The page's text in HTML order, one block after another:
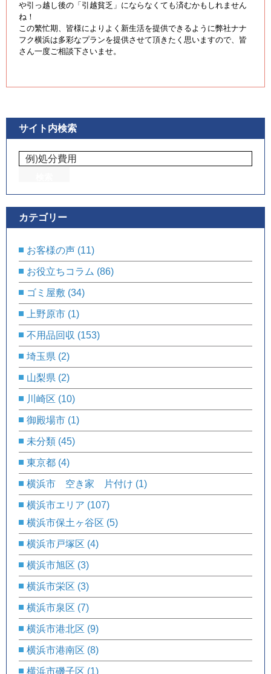
や引っ越し後の「引越貧乏」にならなくても済むかもしれません
ね！
この繁忙期、皆様によりよく新生活を提供できるように弊社ナナ
フク横浜は多彩なプランを提供させて頂きたく思いますので、皆
さん一度ご相談下さいませ。
サイト内検索
カテゴリー
お客様の声 (11)
お役立ちコラム (86)
ゴミ屋敷 (34)
上野原市 (1)
不用品回収 (153)
埼玉県 (2)
山梨県 (2)
川崎区 (10)
御殿場市 (1)
未分類 (45)
東京都 (4)
横浜市 空き家 片付け (1)
横浜市エリア (107)
横浜市保土ヶ谷区 (5)
横浜市戸塚区 (4)
横浜市旭区 (3)
横浜市栄区 (3)
横浜市泉区 (7)
横浜市港北区 (9)
横浜市港南区 (8)
横浜市磯子区 (1)